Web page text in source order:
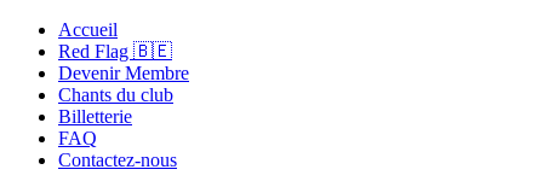
Accueil
Red Flag 🇧🇪
Devenir Membre
Chants du club
Billetterie
FAQ
Contactez-nous